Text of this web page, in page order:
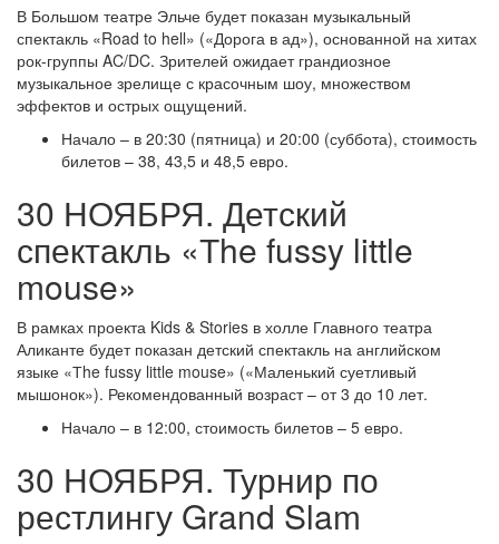
В Большом театре Эльче будет показан музыкальный
спектакль «Road to hell» («Дорога в ад»), основанной на хитах
рок-группы AC/DC. Зрителей ожидает грандиозное
музыкальное зрелище с красочным шоу, множеством
эффектов и острых ощущений.
Начало – в 20:30 (пятница) и 20:00 (суббота), стоимость
билетов – 38, 43,5 и 48,5 евро.
30 НОЯБРЯ. Детский
спектакль «Тhe fussy little
mouse»
В рамках проекта Kids & Stories в холле Главного театра
Аликанте будет показан детский спектакль на английском
языке «Тhe fussy little mouse» («Маленький суетливый
мышонок»). Рекомендованный возраст – от 3 до 10 лет.
Начало – в 12:00, стоимость билетов – 5 евро.
30 НОЯБРЯ. Турнир по
рестлингу Grand Slam